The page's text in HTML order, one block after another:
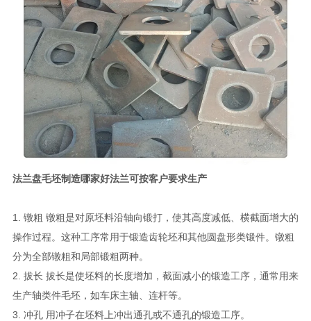
法兰盘毛坯制造哪家好法兰可按客户要求生产
1. 镦粗 镦粗是对原坯料沿轴向锻打，使其高度减低、横截面增大的
操作过程。这种工序常用于锻造齿轮坯和其他圆盘形类锻件。镦粗
分为全部镦粗和局部锻粗两种。
2. 拔长 拔长是使坯料的长度增加，截面减小的锻造工序，通常用来
生产轴类件毛坯，如车床主轴、连杆等。
3. 冲孔 用冲子在坯料上冲出通孔或不通孔的锻造工序。